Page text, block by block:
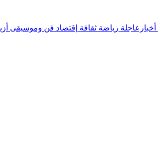
أخبارعاجلة رياضة ثقافة إقتصاد فن وموسيقى